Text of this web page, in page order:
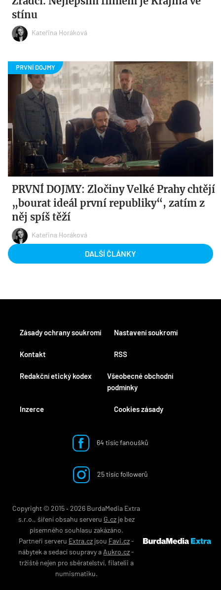
stínu
Kateřina Horáková
PRVNÍ DOJMY: Zločiny Velké Prahy chtějí
„bourat ideál první republiky“, zatím z
něj spíš těží
Kateřina Horáková
DALŠÍ ČLÁNKY
Kontakt
Redakční etický kodex
Inzerce
RSS
Všeobecné obchodní
podmínky
Cookies zásady
Zásady ochrany soukromí Nastavení soukromí
64 tisíc fanoušků
25 tisíc followerů
Copyright © 2015 ‐ 2026 BurdaMedia Extra
s.r.o., šíření obsahu serveru G.czje bez
písemného souhlasu zakázáno.
Partneři serveru Extra.czjsou Favi.cz-
nábytek a sedací soupravya Aukro.cz-
tržiště nejen pro sběratelství, filatelii a
numismatiku.